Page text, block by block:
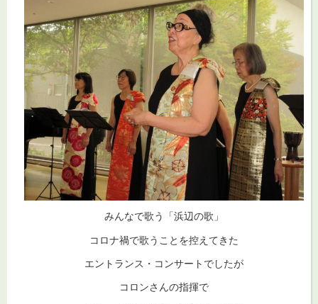
みんなで歌う「浜辺の歌」
コロナ禍で歌うことを控えてきた
エントランス・コンサートでしたが
コロンさんの指揮で